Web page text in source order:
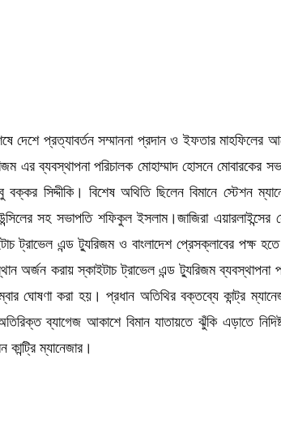
দেশে প্রত্যাবর্তন সম্মাননা প্রদান ও ইফতার
এর ব্যবস্থাপনা পরিচালক মোহাম্মাদ হোসনে
বক্কর সিদ্দীকি। বিশেষ অথিতি ছিলেন বিমানে স্টেশন
সহ সভাপতি শফিকুল ইসলাম।জাজিরা এয়ারলাইন্সের
ট্রাভেল এন্ড ট্যুরিজম ও বাংলাদেশ প্রেসক্লাবের পক্ষ
অর্জন করায় স্কাইটাচ ট্রাভেল এন্ড ট্যুরিজম ব্যবস্থাপনা
ঘোষণা করা হয়। প্রধান অতিথির বক্তব্যে কান্ট্র
ব্যাগেজ আকাশে বিমান যাতায়তে ঝুঁকি এড়াতে
ম্যানেজার।